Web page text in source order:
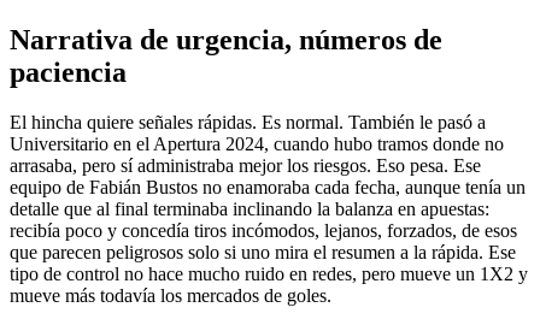
Narrativa de urgencia, números de
paciencia
El hincha quiere señales rápidas. Es normal. También le pasó a
Universitario en el Apertura 2024, cuando hubo tramos donde no
arrasaba, pero sí administraba mejor los riesgos. Eso pesa. Ese
equipo de Fabián Bustos no enamoraba cada fecha, aunque tenía un
detalle que al final terminaba inclinando la balanza en apuestas:
recibía poco y concedía tiros incómodos, lejanos, forzados, de esos
que parecen peligrosos solo si uno mira el resumen a la rápida. Ese
tipo de control no hace mucho ruido en redes, pero mueve un 1X2 y
mueve más todavía los mercados de goles.